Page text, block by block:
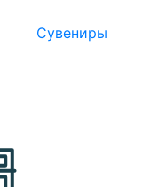
Сувениры